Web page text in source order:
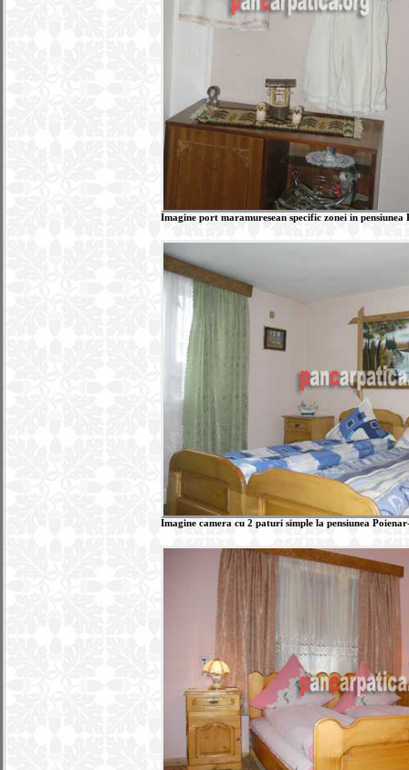
Imagine port maramuresean specific zonei in pensiunea
Imagine camera cu 2 paturi simple la pensiunea